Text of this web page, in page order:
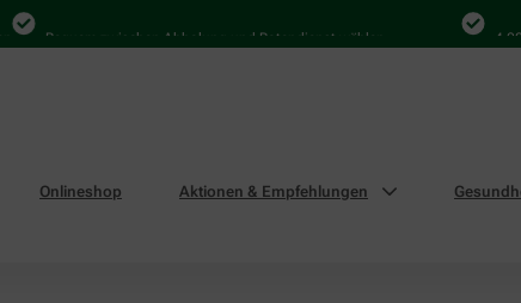
Bequem zwischen Abholung und Botendienst wählen
Onlineshop Aktionen & Empfehlungen